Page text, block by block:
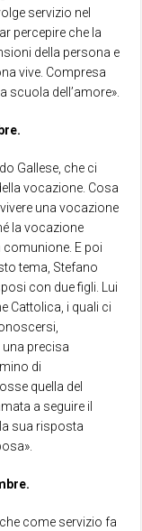
servizio nel
percepire che la
della persona e
vive. Compresa
scuola dell’amore».
Gallese, che ci
vocazione. Cosa
una vocazione
la vocazione
E poi
tema, Stefano
con due figli. Lui
Cattolica, i quali ci
precisa
di
quella del
a seguire il
sua risposta
come servizio fa